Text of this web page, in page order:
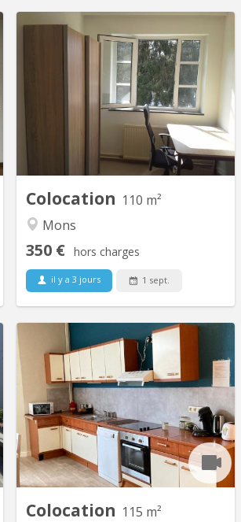
Colocation 110 m²
Mons
350 € hors charges
il y a 3 jours 1 sept.
KM 423
colocation Mons Domaine des
Bruyeres – site campus Fucam- HelHa
– contact -visite sur rv. Quatre
chambres libres. Loyer 350 € / mois
Charges locatives 50 € / mois
Appartement 10/10 au 2ème étage de
110 m² - 4 chambres de 10 m² - situé
sud avec vue verdure Compris : - Hall
Colocation 115 m²
KM 1706
Il ne reste qu'une chambre spacieuse,
lumineuse et meublée au premier
étage d'une maison comprenant 4
logements étudiants. Avec un salon
spacieux, une grande cuisine équipée
(commune), deux salles de bains, deux
WC, terrasse et jardin. Wifi et
nettoyage des parties communes